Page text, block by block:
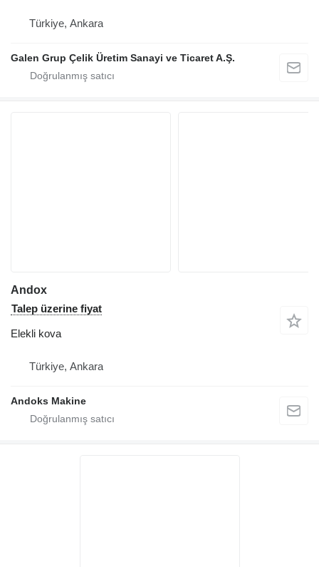
Türkiye, Ankara
Galen Grup Çelik Üretim Sanayi ve Ticaret A.Ş.
Andox
Talep üzerine fiyat
Elekli kova
Türkiye, Ankara
Andoks Makine